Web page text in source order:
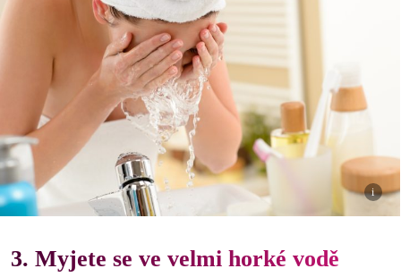
i
3. Myjete se ve velmi horké vodě